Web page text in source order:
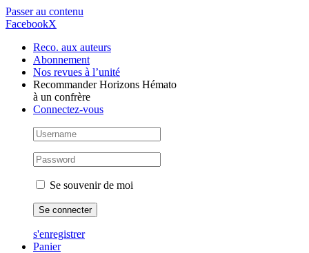
Passer au contenu
FacebookX
Reco. aux auteurs
Abonnement
Nos revues à l’unité
Recommander Horizons Hémato
à un confrère
Connectez-vous
Se souvenir de moi
s'enregistrer
Panier